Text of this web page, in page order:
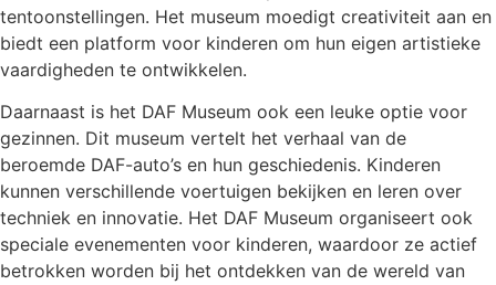
tentoonstellingen. Het museum moedigt creativiteit aan en
biedt een platform voor kinderen om hun eigen artistieke
vaardigheden te ontwikkelen.
Daarnaast is het DAF Museum ook een leuke optie voor
gezinnen. Dit museum vertelt het verhaal van de
beroemde DAF-auto’s en hun geschiedenis. Kinderen
kunnen verschillende voertuigen bekijken en leren over
techniek en innovatie. Het DAF Museum organiseert ook
speciale evenementen voor kinderen, waardoor ze actief
betrokken worden bij het ontdekken van de wereld van